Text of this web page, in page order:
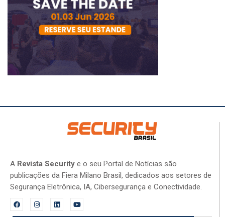
A Revista Security e o seu Portal de Notícias são
publicações da Fiera Milano Brasil, dedicados aos setores de
Segurança Eletrônica, IA, Cibersegurança e Conectividade.